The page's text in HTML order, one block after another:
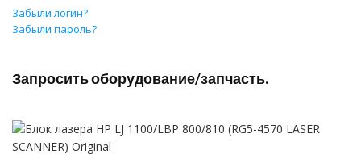
Забыли логин?
Забыли пароль?
Запросить оборудование/запчасть.